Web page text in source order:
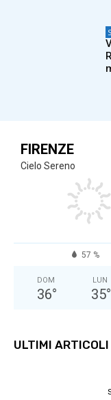
FIRENZE
Cielo Sereno
57 %
DOM
36°
LUN
35°
ULTIMI ARTICOLI